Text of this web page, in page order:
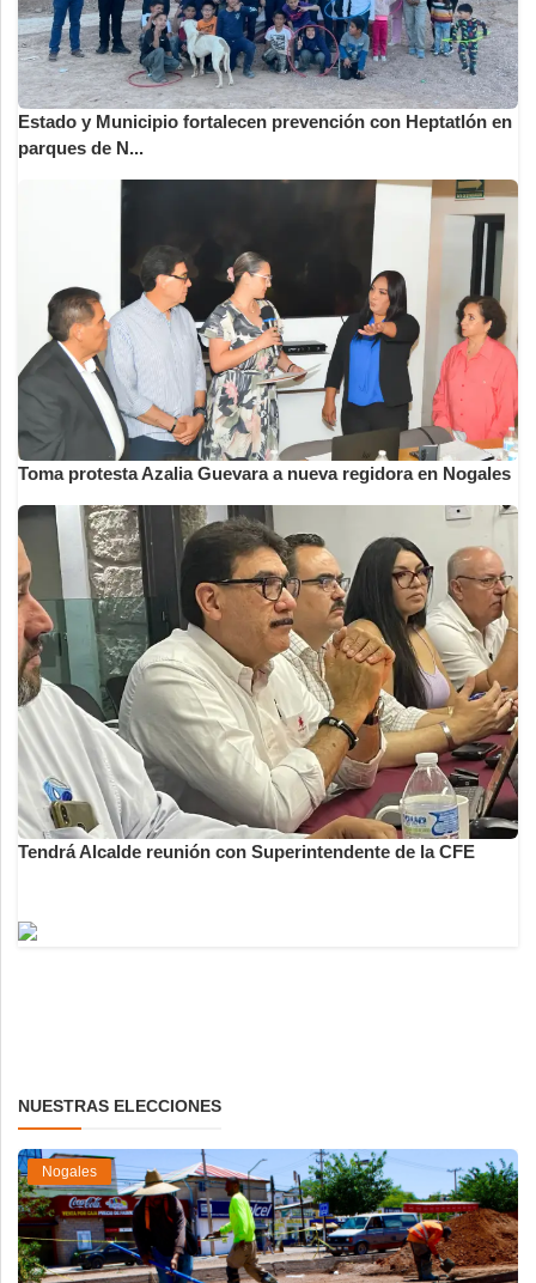
Estado y Municipio fortalecen prevención con Heptatlón en
parques de N...
Toma protesta Azalia Guevara a nueva regidora en Nogales
Tendrá Alcalde reunión con Superintendente de la CFE
NUESTRAS ELECCIONES
Nogales